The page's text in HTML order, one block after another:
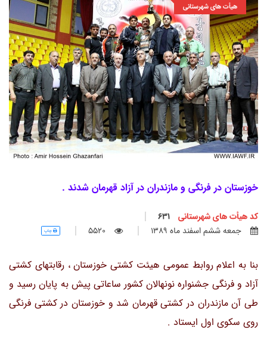
هیأت های شهرستانی
خوزستان در فرنگی و مازندران در آزاد قهرمان شدند .
کد هیأت های شهرستانی
جمعه ششم اسفند ماه 1389
5520 چاپ
بنا به اعلام روابط عمومی هیئت کشتی خوزستان ، رقابتهای کشتی
آزاد و فرنگی جشنواره نونهالان کشور ساعاتی پیش به پایان رسید و
طی آن مازندران در کشتی قهرمان شد و خوزستان در کشتی فرنگی
روی سکوی اول ایستاد .